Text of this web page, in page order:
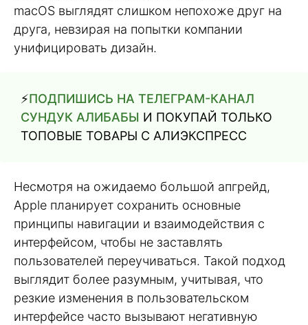
macOS выглядят слишком непохоже друг на
друга, невзирая на попытки компании
унифицировать дизайн.
⚡️ПОДПИШИСЬ НА ТЕЛЕГРАМ-КАНАЛ
СУНДУК АЛИБАБЫ И ПОКУПАЙ ТОЛЬКО
ТОПОВЫЕ ТОВАРЫ С АЛИЭКСПРЕСС
Несмотря на ожидаемо большой апгрейд,
Apple планирует сохранить основные
принципы навигации и взаимодействия с
интерфейсом, чтобы не заставлять
пользователей переучиваться. Такой подход
выглядит более разумным, учитывая, что
резкие изменения в пользовательском
интерфейсе часто вызывают негативную